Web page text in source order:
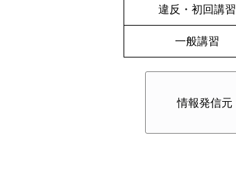
違反・初回講習
一般講習
情報発信元